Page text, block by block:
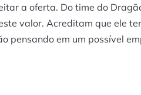
a oferta. Do time do
valor. Acreditam que ele
pensando em um possível